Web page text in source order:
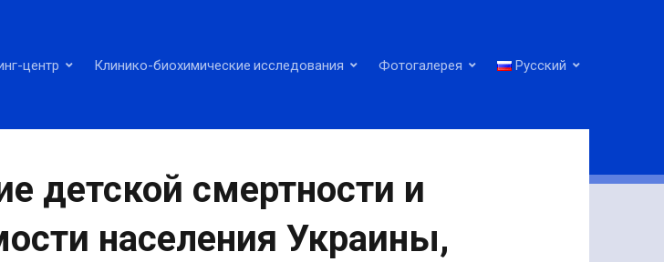
центр Клинико-биохимические исследования Фотогалерея Русский
детской смертности и
населения Украины,